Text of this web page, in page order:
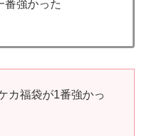
番強かった
カ福袋が1番強かっ